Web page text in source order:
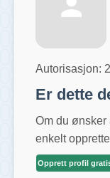
Autorisasjon:
Er dette
Om du ønsker
enkelt opprette
Opprett profil